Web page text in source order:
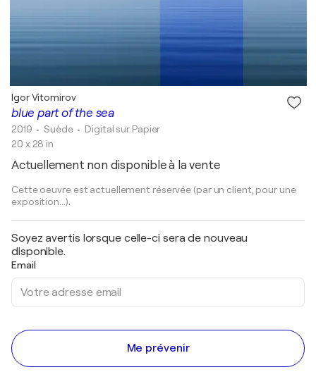
blue part of the sea
Igor Vitomirov
2019 • Suède • Digital sur Papier
20 x 28 in
Actuellement non disponible à la vente
Cette oeuvre est actuellement réservée (par un client, pour une
exposition...).
Soyez avertis lorsque celle-ci sera de nouveau
disponible.
Email
Me prévenir